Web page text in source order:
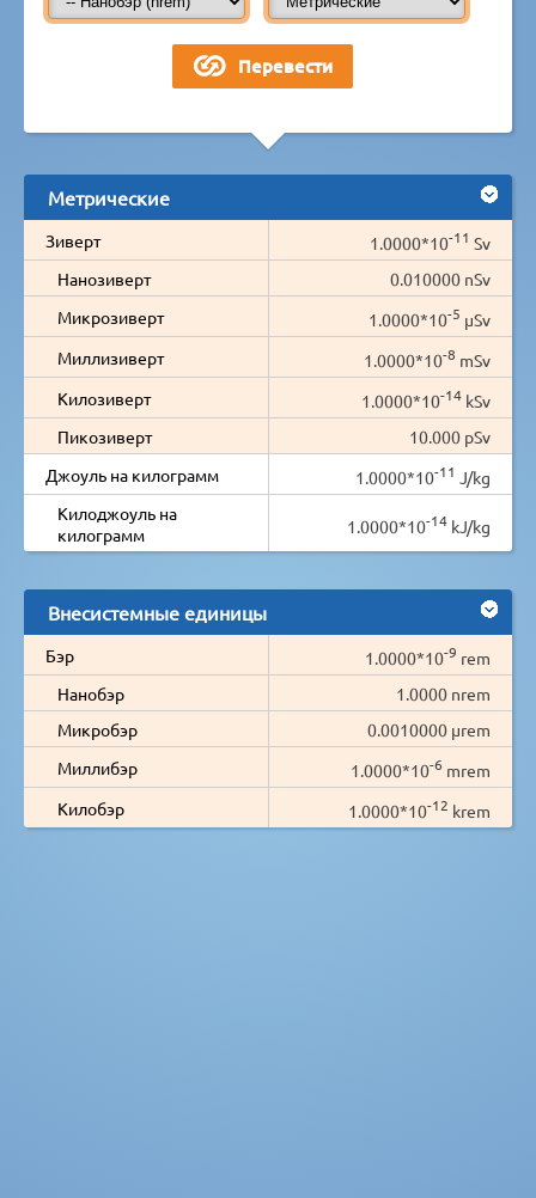
Метрические
Зиверт 1.0000*10-11 Sv
Нанозиверт
0.010000 nSv
Микрозиверт
1.0000*10-5 µSv
Миллизиверт
1.0000*10-8 mSv
Килозиверт
1.0000*10-14 kSv
Пикозиверт
10.000 pSv
Джоуль на килограмм
1.0000*10-11 J/kg
Килоджоуль на
килограмм
1.0000*10-14 kJ/kg
Внесистемные единицы
Бэр 1.0000*10-9 rem
Нанобэр
1.0000 nrem
Микробэр
0.0010000 µrem
Миллибэр
1.0000*10-6 mrem
Килобэр
1.0000*10-12 krem